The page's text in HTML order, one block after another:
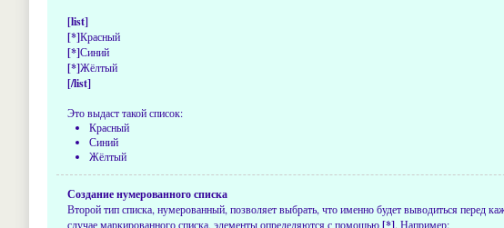
[list]
[*]Красный
[*]Синий
[*]Жёлтый
[/list]
Это выдаст такой список:
Красный
Синий
Жёлтый
Создание нумерованного списка
Второй тип списка, нумерованный, позволяет выбрать, что именно будет выводиться перед
случае маркированного списка, элементы определяются с помощью[*]. Например: